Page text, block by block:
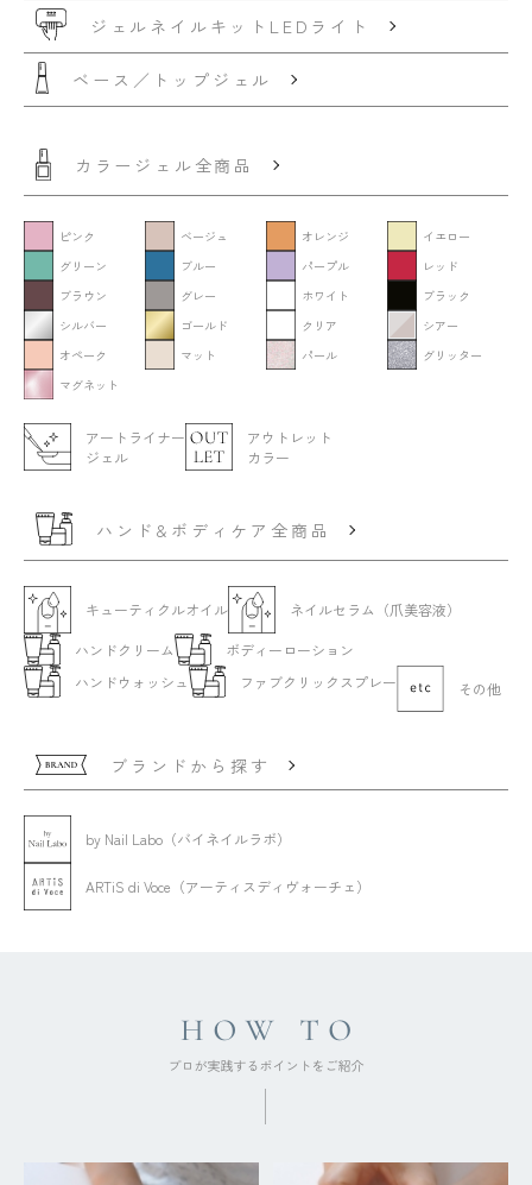
ジェルネイルキット LEDライト
ベース／トップジェル
カラージェル全商品
ピンク ベージュ オレンジ
イエロー
グリーン
ブルー パープル
レッド
ブラウン
グレー ホワイト
ブラック
シルバー
ゴールド クリア
シアー
オペーク
マット パール
グリッター
マグネット
アートライナー
ジェル
アウトレット
カラー
ハンド&ボディケア全商品
キューティクルオイル
ネイルセラム（爪美容液）
ハンドクリーム
ボディーローション
ハンドウォッシュ
ファブクリックスプレー その他
ブランドから探す
by Nail Labo（バイネイルラボ）
ARTiS di Voce（アーティスディヴォーチェ）